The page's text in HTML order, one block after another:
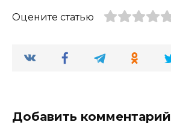
Оцените статью
Добавить комментарий